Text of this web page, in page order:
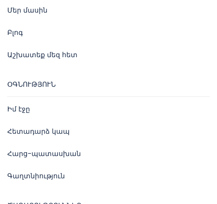
Մեր մասին
Բլոգ
Աշխատեք մեզ հետ
ՕԳՆՈՒԹՅՈՒՆ
Իմ էջը
Հետադարձ կապ
Հարց-պատասխան
Գաղտնիություն